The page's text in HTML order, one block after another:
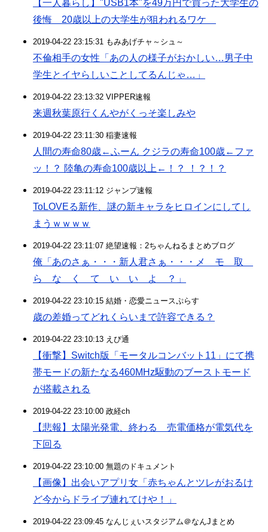
【一人暮らし】"USB1本"を49万円で買った大学生の
後悔 20歳以上の大学生が狙われるワケ
2019-04-22 23:15:31 もみあげチャ～シュ～
不倫相手の女性「あの人の様子がおかしい…男子中
学生とイヤらしいことしてるんじゃ…」
2019-04-22 23:13:32 VIPPER速報
来週秋葉原行くんやがくっそ楽しみや
2019-04-22 23:11:30 稲妻速報
人間の寿命80歳←ふーん クジラの寿命100歳←ファ
ッ！？ 陸亀の寿命100歳以上←！？ ！？！？
2019-04-22 23:11:12 ジャンプ速報
ToLOVEる新作、謎の新キャラをヒロインにしてし
まうｗｗｗｗ
2019-04-22 23:11:07 絶望速報：2ちゃんねるまとめブログ
俺「あのさぁ・・・新人君さぁ・・・メ モ 取
ら な く て い い よ ？」
2019-04-22 23:10:15 結婚・恋愛ニュースぷらす
歳の差婚ってどれくらいまで許容できる？
2019-04-22 23:10:13 えび通
【衝撃】Switch版「モータルコンバット11」にて携
帯モードの新たなる460MHz駆動のブーストモード
が搭載される
2019-04-22 23:10:00 政経ch
【悲報】太陽光発電、終わる 売電価格が電気代を
下回る
2019-04-22 23:10:00 無題のドキュメント
【画像】出会いアプリ女「赤ちゃんとツレがおるけ
ど今からドライブ連れてけや！」
2019-04-22 23:09:45 なんじぇいスタジアム＠なんJまとめ